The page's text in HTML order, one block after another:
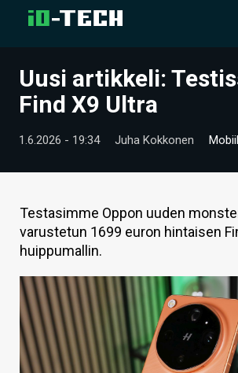
UUTISET
HINTA.FI
KAUPPA
VAIHDA TEEMA
Uusi artikkeli:
Find X9 Ultra
1.6.2026 - 19:34 Juha Kokkonen
Testasimme Oppon uuden
varustetun 1699 euron hintaisen
huippumallin.